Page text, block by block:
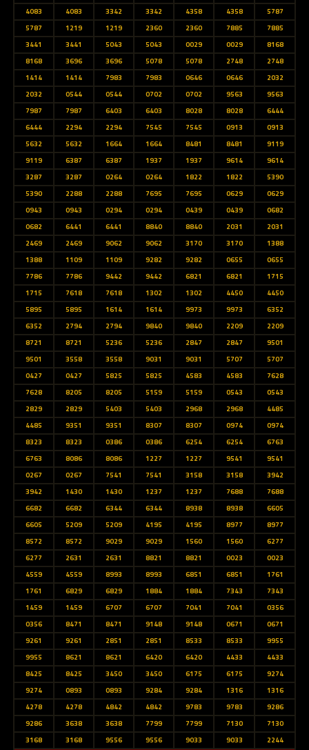
4083
4083 3342 3342 4358 4358
5787
5787
1219 1219 2360 2360 7885
7885
3441
3441 5043 5043 0029 0029
8168
8168
3696 3696 5078 5078 2748
2748
1414
1414 7983 7983 0646 0646
2032
2032
0544 0544 0702 0702 9563
9563
7987
7987 6403 6403 8028 8028
6444
6444
2294 2294 7545 7545 0913
0913
5632
5632 1664 1664 8481 8481
9119
9119
6387 6387 1937 1937 9614
9614
3287
3287 0264 0264 1822 1822
5390
5390
2288 2288 7695 7695 0629
0629
0943
0943 0294 0294 0439 0439
0682
0682
6441 6441 8840 8840 2031
2031
2469
2469 9062 9062 3170 3170
1388
1388
1109 1109 9282 9282 0655
0655
7786
7786 9442 9442 6821 6821
1715
1715
7618 7618 1302 1302 4450
4450
5895
5895 1614 1614 9973 9973
6352
6352
2794 2794 9840 9840 2209
2209
8721
8721 5236 5236 2847 2847
9501
9501
3558 3558 9031 9031 5707
5707
0427
0427 5825 5825 4583 4583
7628
7628
8205 8205 5159 5159 0543
0543
2829
2829 5403 5403 2968 2968
4485
4485
9351 9351 8307 8307 0974
0974
8323
8323 0386 0386 6254 6254
6763
6763
8086 8086 1227 1227 9541
9541
0267
0267 7541 7541 3158 3158
3942
3942
1430 1430 1237 1237 7688
7688
6682
6682 6344 6344 8938 8938
6605
6605
5209 5209 4195 4195 8977
8977
8572
8572 9029 9029 1560 1560
6277
6277
2631 2631 8821 8821 0023
0023
4559
4559 8993 8993 6851 6851
1761
1761
6829 6829 1884 1884 7343
7343
1459
1459 6707 6707 7041 7041
0356
0356
8471 8471 9148 9148 0671
0671
9261
9261 2851 2851 8533 8533
9955
9955
8621 8621 6420 6420 4433
4433
8425
8425 3450 3450 6175 6175
9274
9274
0893 0893 9284 9284 1316
1316
4278
4278 4842 4842 9783 9783
9286
9286
3638 3638 7799 7799 7130
7130
3168
3168 9556 9556 9033 9033
2244